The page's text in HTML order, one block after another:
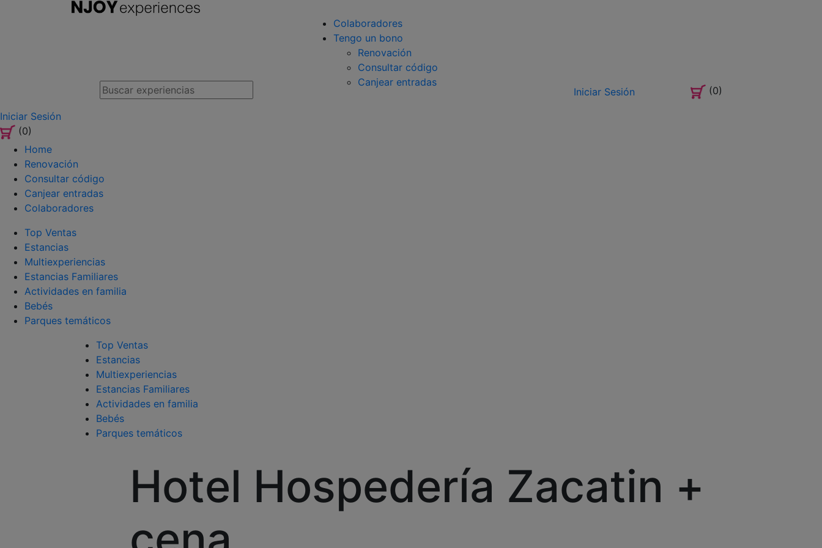
Colaboradores
Tengo un bono
Renovación
Consultar código
Canjear entradas
Iniciar Sesión
(0)
Iniciar Sesión
(0)
Home
Renovación
Consultar código
Canjear entradas
Colaboradores
Top Ventas
Estancias
Multiexperiencias
Estancias Familiares
Actividades en familia
Bebés
Parques temáticos
Top Ventas
Estancias
Multiexperiencias
Estancias Familiares
Actividades en familia
Bebés
Parques temáticos
Hotel Hospedería Zacatin +